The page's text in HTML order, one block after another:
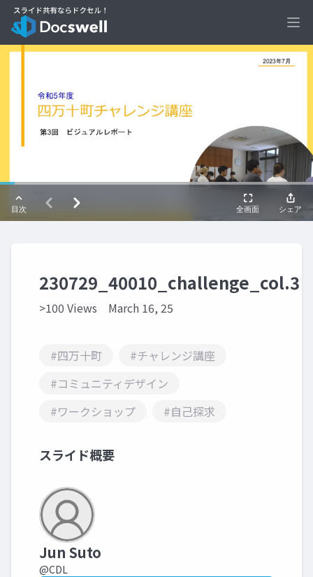
230729_40010_challenge_col.3
>100 Views March 16, 25
#四万十町
#チャレンジ講座
#コミュニティデザイン
#ワークショップ
#自己探求
スライド概要
Jun Suto
@CDL